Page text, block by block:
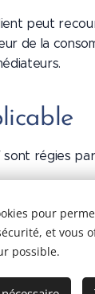
peut
de la
régies
pour
et vous
possible.